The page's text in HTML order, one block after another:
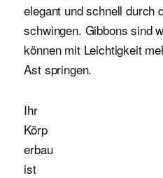
elegant und schnell durch
schwingen. Gibbons sind
können mit Leichtigkeit
Ast springen.
Ihr
Körp
erbau
ist